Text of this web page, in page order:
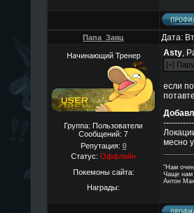
Папа_Заяц Дата:
Начинающий Тренер
Группа: Пользователи
Сообщений: 7
Репутация: 0
Статус: Оффлайн
Покемоны сайта:
Награды:
Asty,
если
месно
"Нам
Чаще нам
Антон